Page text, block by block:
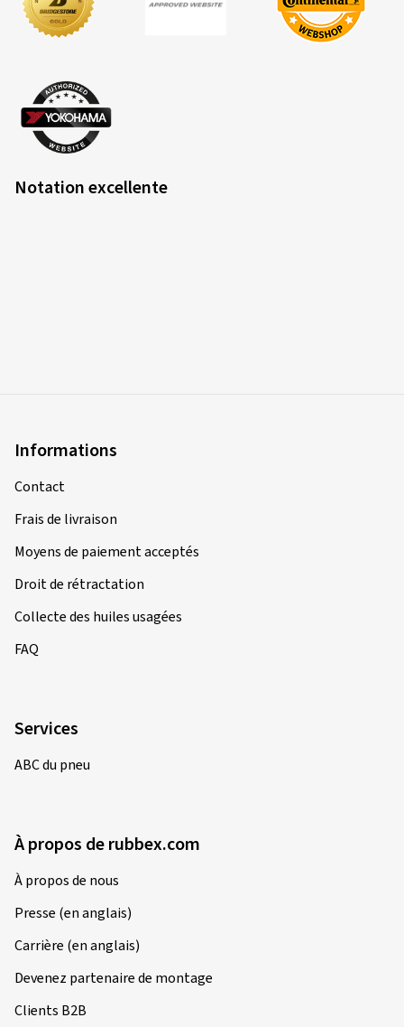
Notation excellente
Informations
Contact
Frais de livraison
Moyens de paiement acceptés
Droit de rétractation
Collecte des huiles usagées
FAQ
Services
ABC du pneu
À propos de rubbex.com
À propos de nous
Presse (en anglais)
Carrière (en anglais)
Devenez partenaire de montage
Clients B2B